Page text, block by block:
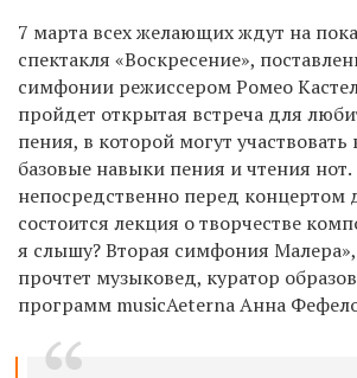
7 марта всех желающих ждут на
спектакля «Воскресение»,
симфонии режиссером Ромео
пройдет открытая встреча для
пения, в которой могут участвовать
базовые навыки пения и чтения
непосредственно перед концертом
состоится лекция о творчестве
я слышу? Вторая симфония
прочтет музыковед, куратор
программ musicAeterna Анна